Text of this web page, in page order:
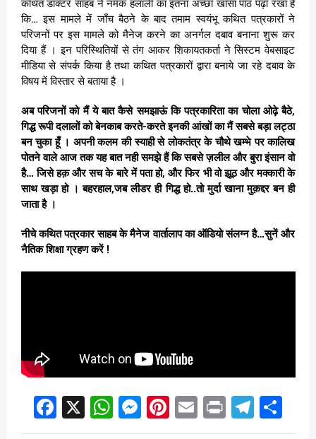
कथित डॉक्टर साहब ने नमक हलाली का इतना अच्छा खासा पाठ पढ़ा रखा है
कि… इस मामले में जाँच बैठने के बाद तमाम स्वयंभू कथित पत्रकारों ने
परिजनों पर इस मामले को मैनेज करने का अनर्गल दबाव बनाना शुरू कर
दिया हैं । इन परिस्थितियों से तंग आकर शिकायतकर्ता ने सिस्टम वेबसाइट
मीडिया से संपर्क किया है तथा कथित पत्रकारों द्वारा बनाये जा रहे दबाव के
विषय में विस्तार से बताया है ।
अब परिजनों को मैं ये बात कैसे समझाऊं कि पत्रकारिता का चोला ओढ़े बैठे,
गिद्ध रूपी दलालों को बेनकाब करते-करते इनकी आंखों का मैं सबसे बड़ा लट्ठा
बन चुका हूँ । अपनी कलम की स्याही से लोकतंत्र के चौथे खम्भे पर कालिख
पोतने वाले आज तक यह बात नही समझे हैं कि सबसे ज़लील और बुरा इंसान वो
है… जिसे हक़ और सच के बारे में पता हो, और फिर भी वो झूठ और मक्कारी के
साथ खड़ा हो । बहरहाल,जब लीडर ही गिद्ध हो..तो मुर्दा खाना मुक़द्दर बन ही
जाता है ।
नीचे कथित पत्रकार साहब के मैनेज वार्तालाप का ऑडियो संलग्न है…सुनें और
नैतिक शिक्षा ग्रहण करें !
Facebook
X WhatsApp
Messenger
Pinterest
EmailPrint